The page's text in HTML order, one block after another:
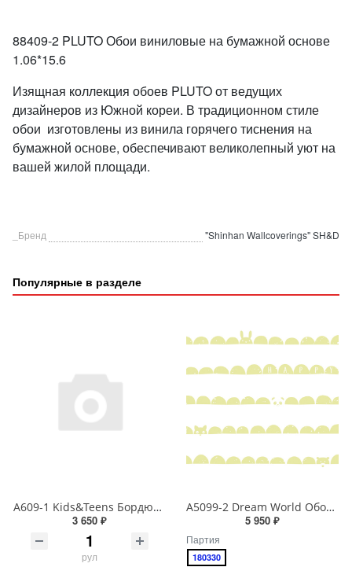
88409-2 PLUTO Обои виниловые на бумажной основе
1.06*15.6
Изящная коллекция обоев PLUTO от ведущих
дизайнеров из Южной кореи. В традиционном стиле
обои изготовлены из винила горячего тиснения на
бумажной основе, обеспечивают великолепный уют на
вашей жилой площади.
_Бренд "Shinhan Wallcoverings" SH&D
Популярные в разделе
A609-1 Kids&Teens Бордюр виниловый на бумажной основе 1,06*10
3 650 ₽
рул
A5099-2 Dream World Обои виниловые на бумажной основе 1.06*15.6
5 950 ₽
Партия
180330